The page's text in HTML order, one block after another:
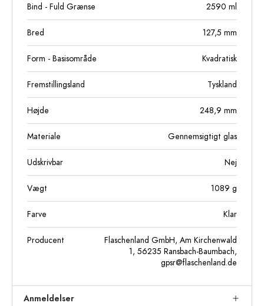
Bind - Fuld Grænse 2590 ml
Bred 127,5 mm
Form - Basisområde Kvadratisk
Fremstillingsland Tyskland
Højde 248,9 mm
Materiale Gennemsigtigt glas
Udskrivbar Nej
Vægt 1089 g
Farve Klar
Producent
Flaschenland GmbH, Am Kirchenwald
1, 56235 Ransbach-Baumbach,
gpsr@flaschenland.de
Anmeldelser